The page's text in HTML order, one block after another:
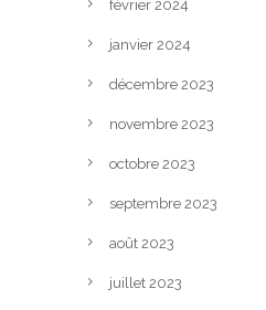
février 2024
janvier 2024
décembre 2023
novembre 2023
octobre 2023
septembre 2023
août 2023
juillet 2023